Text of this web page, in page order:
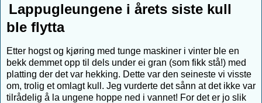
Lappugleungene i årets siste kull
ble flytta
Etter hogst og kjøring med tunge maskiner i vinter ble en
bekk demmet opp til dels under ei gran (som fikk stå!) med
platting der det var hekking. Dette var den seineste vi visste
om, trolig et omlagt kull. Jeg vurderte det sånn at det ikke var
tilrådelig å la ungene hoppe ned i vannet! For det er jo slik